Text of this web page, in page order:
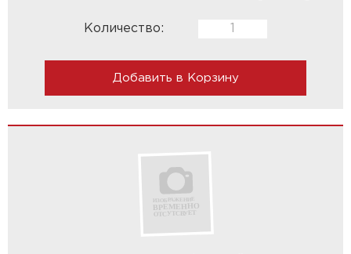
Количество:
Добавить в Корзину